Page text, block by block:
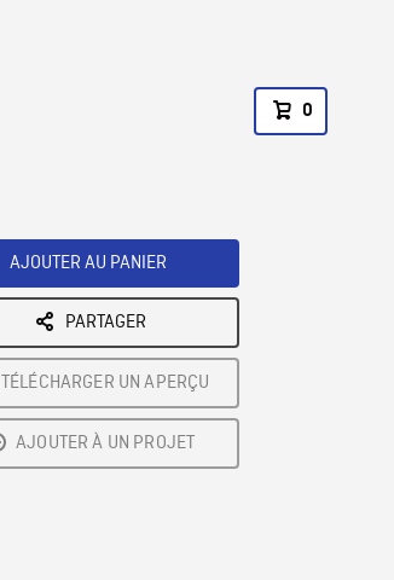
0
AJOUTER AU PANIER
PARTAGER
TÉLÉCHARGER UN APERÇU
AJOUTER À UN PROJET